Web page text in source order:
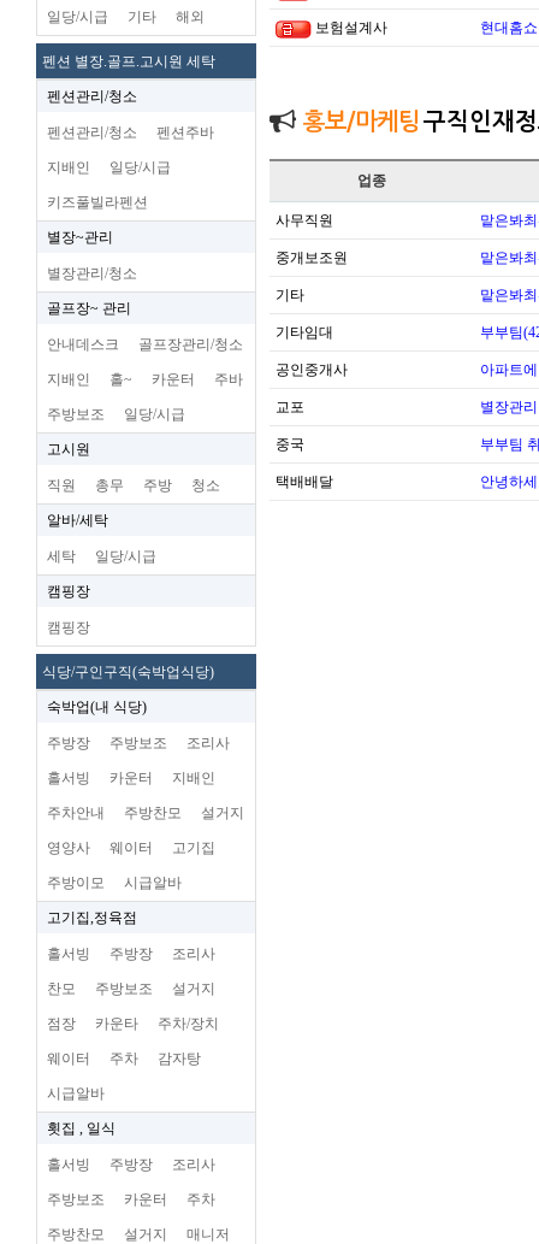
일당/시급 기타 해외
펜션 별장.골프.고시원 세탁
펜션관리/청소
펜션관리/청소 펜션주바
지배인 일당/시급
키즈풀빌라펜션
별장~관리
별장관리/청소
골프장~ 관리
안내데스크 골프장관리/청소
지배인 홀~ 카운터 주바
주방보조 일당/시급
고시원
직원 총무 주방 청소
알바/세탁
세탁 일당/시급
캠핑장
캠핑장
식당/구인구직(숙박업식당)
숙박업(내 식당)
주방장 주방보조 조리사
홀서빙 카운터 지배인
주차안내 주방찬모 설거지
영양사 웨이터 고기집
주방이모 시급알바
고기집,정육점
홀서빙 주방장 조리사
찬모 주방보조 설거지
점장 카운타 주차/장치
웨이터 주차 감자탕
시급알바
횟집 , 일식
홀서빙 주방장 조리사
주방보조 카운터 주차
주방찬모 설거지 매니저
보험설계사 현대홈
홍보/마케팅 구직인재
업종
사무직원 맡은봐
중개보조원 맡은봐
기타 맡은봐
기타임대 부부팀
공인중개사 아파트
교포 별장관
중국 부부팀
택배배달 안녕하